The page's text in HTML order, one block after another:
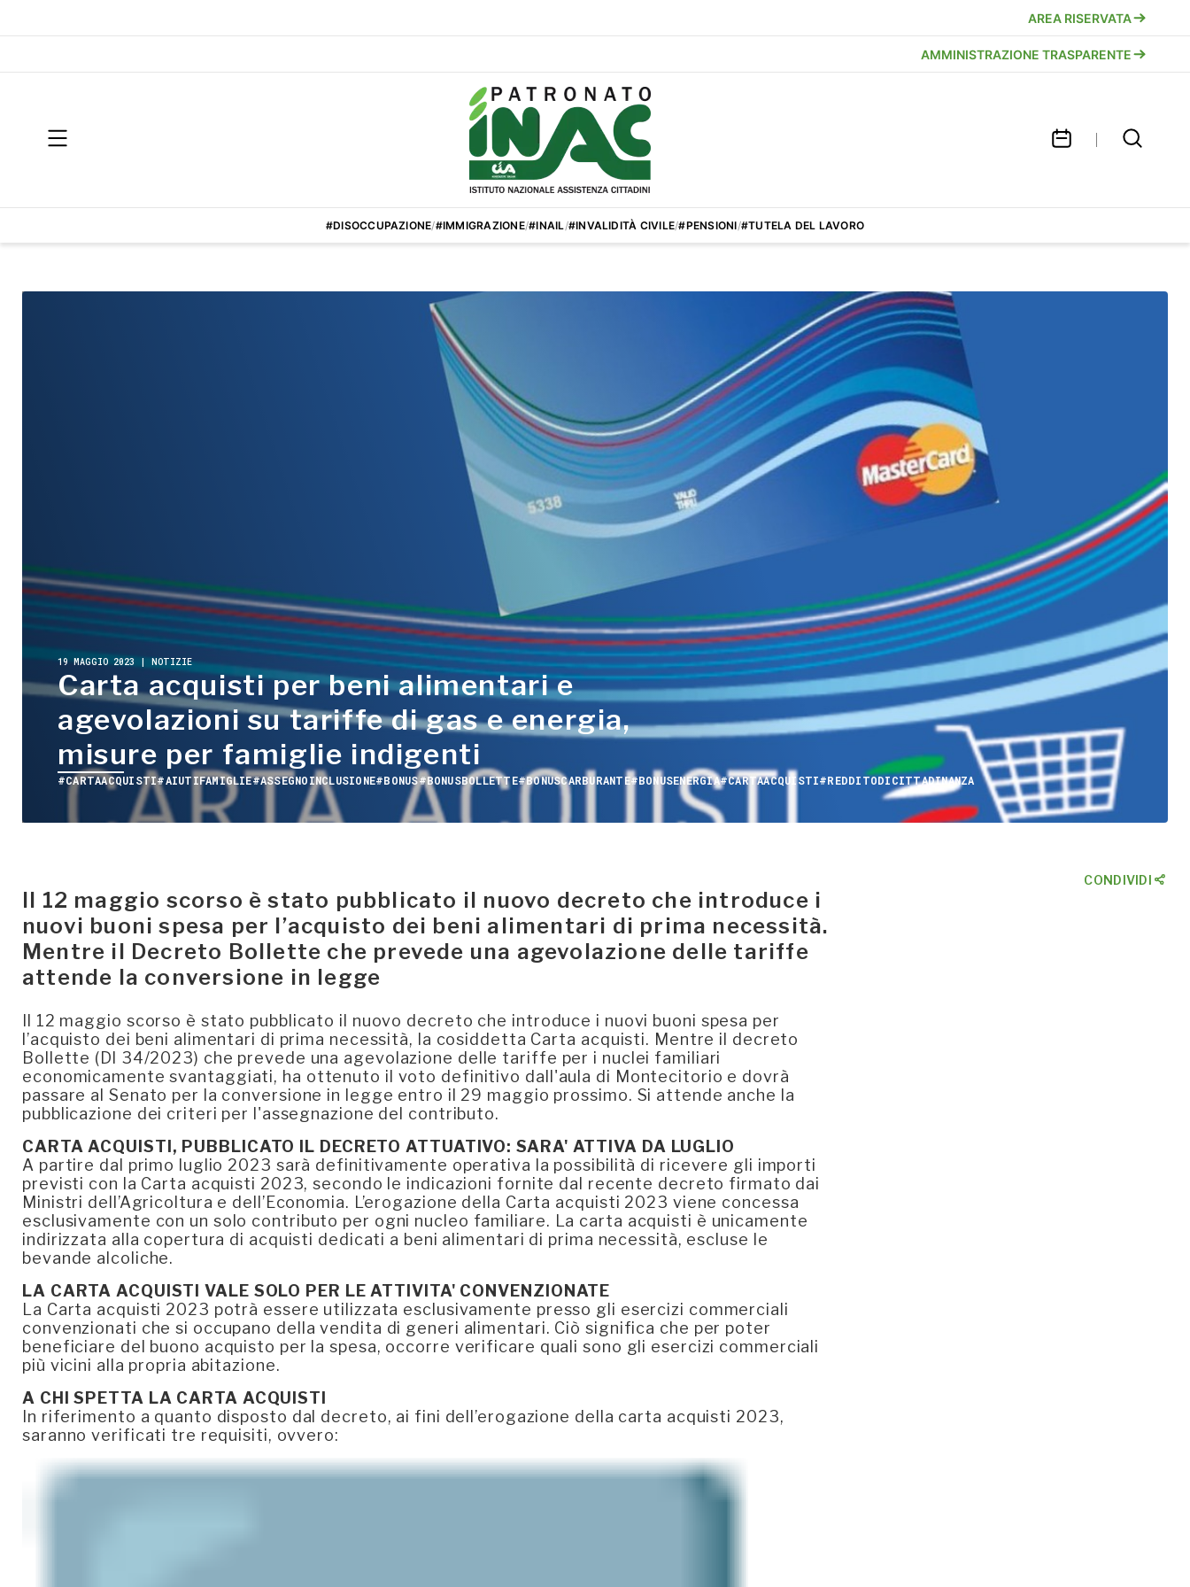
AREA RISERVATA
AMMINISTRAZIONE TRASPARENTE
#DISOCCUPAZIONE/#IMMIGRAZIONE/#INAIL/#INVALIDITÀ CIVILE/#PENSIONI/#TUTELA DEL LAVORO
19 MAGGIO 2023 | NOTIZIE
Carta acquisti per beni alimentari e
agevolazioni su tariffe di gas e energia,
misure per famiglie indigenti
#CARTAACQUISTI#AIUTIFAMIGLIE#ASSEGNOINCLUSIONE#BONUS#BONUSBOLLETTE#BONUSCARBURANTE#BONUSENERGIA#CARTAACQUISTI#REDDITODICITTADINANZA
CONDIVIDI
Il 12 maggio scorso è stato pubblicato il nuovo decreto che introduce i
nuovi buoni spesa per l’acquisto dei beni alimentari di prima necessità.
Mentre il Decreto Bollette che prevede una agevolazione delle tariffe
attende la conversione in legge
Il 12 maggio scorso è stato pubblicato il nuovo decreto che introduce i nuovi buoni spesa per
l’acquisto dei beni alimentari di prima necessità, la cosiddetta Carta acquisti. Mentre il decreto
Bollette (Dl 34/2023) che prevede una agevolazione delle tariffe per i nuclei familiari
economicamente svantaggiati, ha ottenuto il voto definitivo dall'aula di Montecitorio e dovrà
passare al Senato per la conversione in legge entro il 29 maggio prossimo. Si attende anche la
pubblicazione dei criteri per l'assegnazione del contributo.
CARTA ACQUISTI, PUBBLICATO IL DECRETO ATTUATIVO: SARA' ATTIVA DA LUGLIO
A partire dal primo luglio 2023 sarà definitivamente operativa la possibilità di ricevere gli importi
previsti con la Carta acquisti 2023, secondo le indicazioni fornite dal recente decreto firmato dai
Ministri dell’Agricoltura e dell’Economia. L’erogazione della Carta acquisti 2023 viene concessa
esclusivamente con un solo contributo per ogni nucleo familiare. La carta acquisti è unicamente
indirizzata alla copertura di acquisti dedicati a beni alimentari di prima necessità, escluse le
bevande alcoliche.
LA CARTA ACQUISTI VALE SOLO PER LE ATTIVITA' CONVENZIONATE
La Carta acquisti 2023 potrà essere utilizzata esclusivamente presso gli esercizi commerciali
convenzionati che si occupano della vendita di generi alimentari. Ciò significa che per poter
beneficiare del buono acquisto per la spesa, occorre verificare quali sono gli esercizi commerciali
più vicini alla propria abitazione.
A CHI SPETTA LA CARTA ACQUISTI
In riferimento a quanto disposto dal decreto, ai fini dell’erogazione della carta acquisti 2023,
saranno verificati tre requisiti, ovvero: